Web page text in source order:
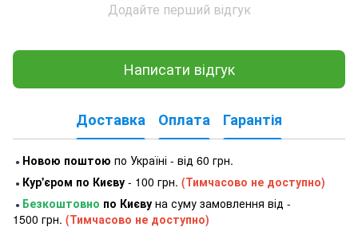
Додайте перший відгук
Написати відгук
Доставка Оплата Гарантія
● Новою поштою по Україні - від 60 грн.
● Кур'єром по Києву - 100 грн. (Тимчасово не доступно)
● Безкоштовно по Києву на суму замовлення від -
1500 грн. (Тимчасово не доступно)